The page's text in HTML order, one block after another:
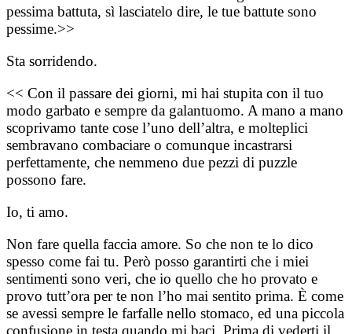
pessima battuta, sì lasciatelo dire, le tue battute sono
pessime.>>
Sta sorridendo.
<< Con il passare dei giorni, mi hai stupita con il tuo
modo garbato e sempre da galantuomo. A mano a mano
scoprivamo tante cose l’uno dell’altra, e molteplici
sembravano combaciare o comunque incastrarsi
perfettamente, che nemmeno due pezzi di puzzle
possono fare.
Io, ti amo.
Non fare quella faccia amore. So che non te lo dico
spesso come fai tu. Però posso garantirti che i miei
sentimenti sono veri, che io quello che ho provato e
provo tutt’ora per te non l’ho mai sentito prima. È come
se avessi sempre le farfalle nello stomaco, ed una piccola